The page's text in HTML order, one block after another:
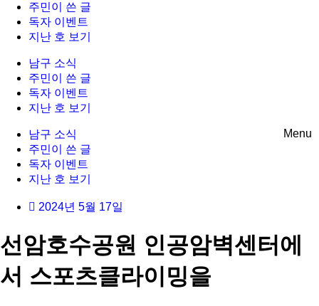
주민이 쓴 글
독자 이벤트
지난 호 보기
남구 소식
주민이 쓴 글
독자 이벤트
지난 호 보기
Menu
남구 소식
주민이 쓴 글
독자 이벤트
지난 호 보기
2024년 5월 17일
선암호수공원 인공암벽센터에
서 스포츠클라이밍을